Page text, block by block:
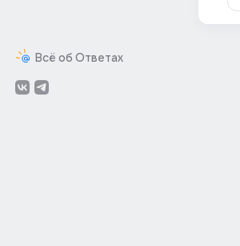
Всё об Ответах